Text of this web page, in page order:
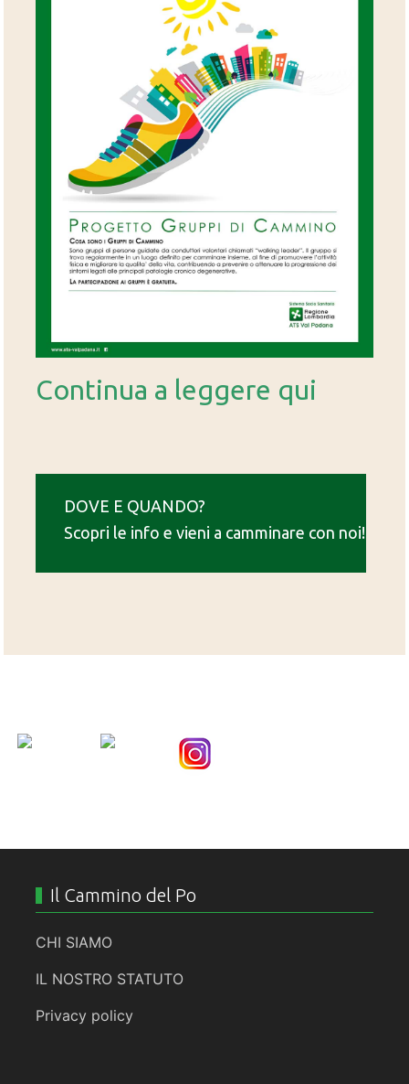
Continua a leggere qui
DOVE E QUANDO?
Scopri le info e vieni a camminare con noi!
Il Cammino del Po
CHI SIAMO
IL NOSTRO STATUTO
Privacy policy